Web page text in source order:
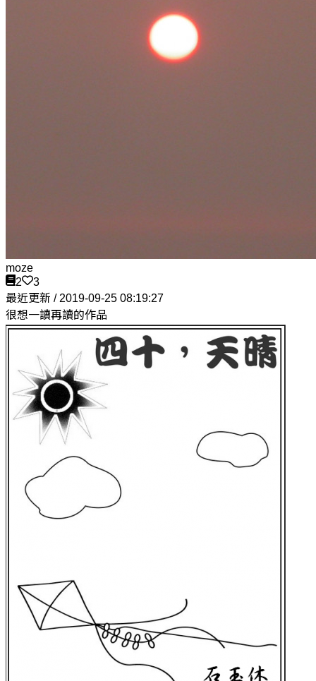
moze
2
3
最近更新 / 2019-09-25 08:19:27
很想一讀再讀的作品